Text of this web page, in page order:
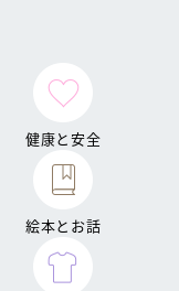
健康と安全
絵本とお話